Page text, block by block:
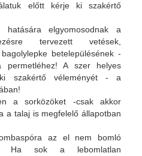
előtt kérje ki szakértő
elgyomosodnak a
tervezett vetések,
betelepülésének -
A szer helyes
ki szakértő véleményét - a
a sorközöket -csak akkor
a talaj is megfelelő állapotban
az el nem bomló
Ha sok a lebomlatlan